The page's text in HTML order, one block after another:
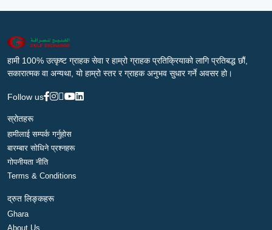
हामी 100% उत्कृष्ट ग्राहक सेवा र हाम्रो ग्राहक प्रतिक्रियाको लागि प्रतिबद्ध छौं,
सकारात्मक वा अन्यथा, यो हाम्रो स्तर र ग्राहक अनुभव सुधार गर्ने अवसर हो।
Follow us
स्रोतहरू
हामीलाई सम्पर्क गर्नुहोस
बारम्बार सोधिने प्रश्नहरू
गोपनीयता नीति
Terms & Conditions
द्रुत लिङ्कहरू
Ghara
About Us